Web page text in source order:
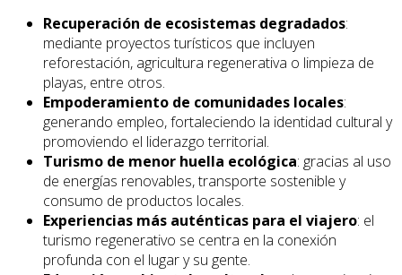
Recuperación de ecosistemas degradados:
mediante proyectos turísticos que incluyen
reforestación, agricultura regenerativa o limpieza de
playas, entre otros.
Empoderamiento de comunidades locales:
generando empleo, fortaleciendo la identidad cultural y
promoviendo el liderazgo territorial.
Turismo de menor huella ecológica: gracias al uso
de energías renovables, transporte sostenible y
consumo de productos locales.
Experiencias más auténticas para el viajero: el
turismo regenerativo se centra en la conexión
profunda con el lugar y su gente.